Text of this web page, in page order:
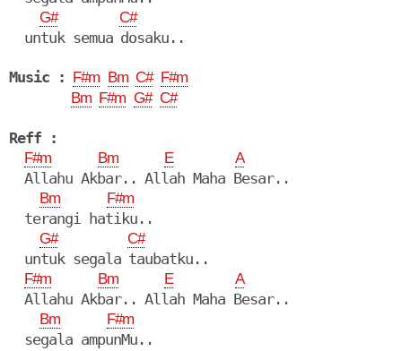
G# C#
  untuk semua dosaku..
Music : F#m Bm C# F#m
Bm F#m G# C#
Reff :
F#m Bm E A
  Allahu Akbar.. Allah Maha Besar..
Bm F#m
  terangi hatiku..
G# C#
  untuk segala taubatku..
F#m Bm E A
  Allahu Akbar.. Allah Maha Besar..
Bm F#m
  segala ampunMu..